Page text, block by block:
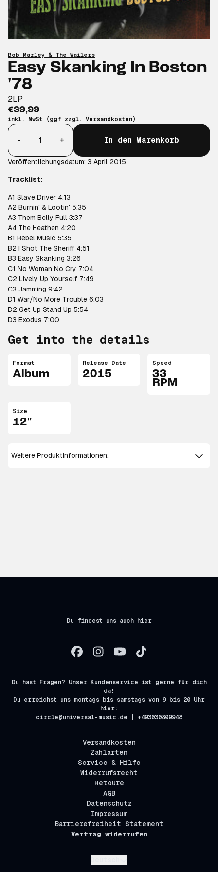
Bob Marley & The Wailers
Easy Skanking In Boston
'78
2LP
€39,99
inkl. MwSt (ggf zzgl. Versandkosten)
Anzahl
-
+ In den Warenkorb
Veröffentlichungsdatum: 3 April 2015
Tracklist:
A1 Slave Driver 4:13
A2 Burnin' & Lootin' 5:35
A3 Them Belly Full 3:37
A4 The Heathen 4:20
B1 Rebel Music 5:35
B2 I Shot The Sheriff 4:51
B3 Easy Skanking 3:26
C1 No Woman No Cry 7:04
C2 Lively Up Yourself 7:49
C3 Jamming 9:42
D1 War/No More Trouble 6:03
D2 Get Up Stand Up 5:54
D3 Exodus 7:00
Get into the details
Format
Album
Release Date
2015
Speed
33
RPM
Size
12"
Weitere Produktinformationen:
Du findest uns auch hier
Du hast Fragen? Unser Kundenservice ist gerne für dich
da!
Du erreichst uns montags bis samstags von 9 bis 20 Uhr
hier:
circle@universal-music.de | +493030809948
Versandkosten
Zahlarten
Service & Hilfe
Widerrufsrecht
Retoure
AGB
Datenschutz
Impressum
Barrierefreiheit Statement
Vertrag widerrufen